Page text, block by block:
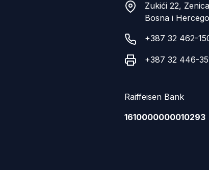
Zukići 22,
Bosna i
+387 32 462-
+387 32 446-
Raiffeisen Bank
1610000000010293